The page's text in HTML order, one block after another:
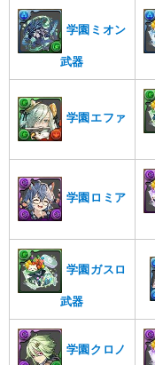
学園ミオン
武器
学園エファ
学園ロミア
学園ガスロ
武器
学園クロノ